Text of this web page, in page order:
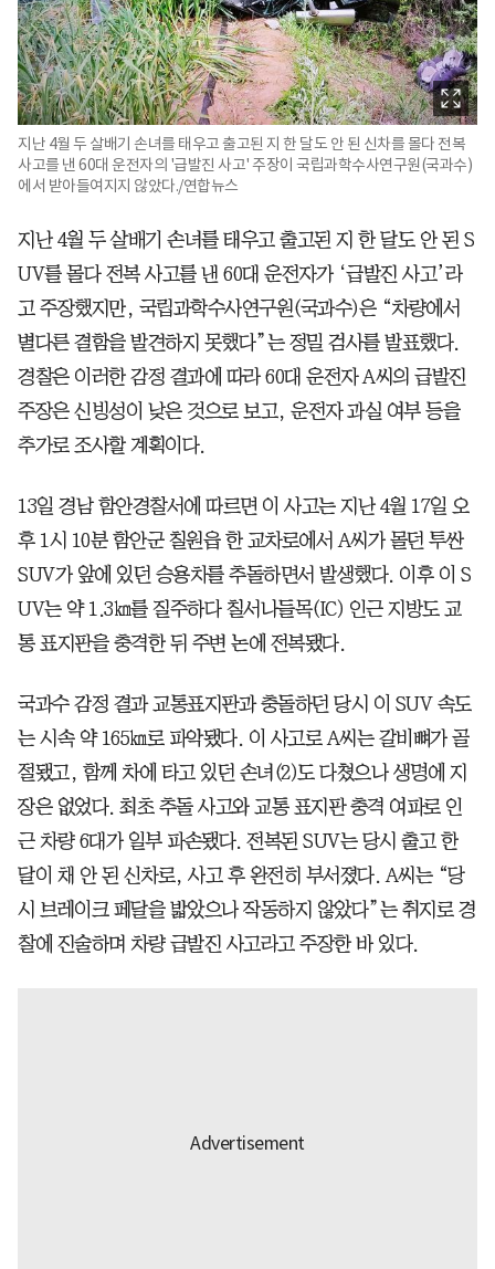
지난 4월 두 살배기 손녀를 태우고 출고된 지 한 달도 안 된 신차를 몰다 전복
사고를 낸 60대 운전자의 '급발진 사고' 주장이 국립과학수사연구원(국과수)
에서 받아들여지지 않았다./연합뉴스
지난 4월 두 살배기 손녀를 태우고 출고된 지 한 달도 안 된 S
UV를 몰다 전복 사고를 낸 60대 운전자가 ‘급발진 사고’라
고 주장했지만, 국립과학수사연구원(국과수)은 “차량에서
별다른 결함을 발견하지 못했다”는 정밀 검사를 발표했다.
경찰은 이러한 감정 결과에 따라 60대 운전자 A씨의 급발진
주장은 신빙성이 낮은 것으로 보고, 운전자 과실 여부 등을
추가로 조사할 계획이다.
13일 경남 함안경찰서에 따르면 이 사고는 지난 4월 17일 오
후 1시 10분 함안군 칠원읍 한 교차로에서 A씨가 몰던 투싼
SUV가 앞에 있던 승용차를 추돌하면서 발생했다. 이후 이 S
UV는 약 1.3㎞를 질주하다 칠서나들목(IC) 인근 지방도 교
통 표지판을 충격한 뒤 주변 논에 전복됐다.
국과수 감정 결과 교통표지판과 충돌하던 당시 이 SUV 속도
는 시속 약 165㎞로 파악됐다. 이 사고로 A씨는 갈비뼈가 골
절됐고, 함께 차에 타고 있던 손녀(2)도 다쳤으나 생명에 지
장은 없었다. 최초 추돌 사고와 교통 표지판 충격 여파로 인
근 차량 6대가 일부 파손됐다. 전복된 SUV는 당시 출고 한
달이 채 안 된 신차로, 사고 후 완전히 부서졌다. A씨는 “당
시 브레이크 페달을 밟았으나 작동하지 않았다”는 취지로 경
찰에 진술하며 차량 급발진 사고라고 주장한 바 있다.